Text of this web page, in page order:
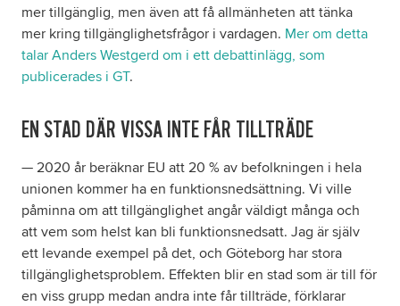
mer tillgänglig, men även att få allmänheten att tänka
mer kring tillgänglighetsfrågor i vardagen. Mer om detta
talar Anders Westgerd om i ett debattinlägg, som
publicerades i GT.
EN STAD DÄR VISSA INTE FÅR TILLTRÄDE
— 2020 år beräknar EU att 20 % av befolkningen i hela
unionen kommer ha en funktionsnedsättning. Vi ville
påminna om att tillgänglighet angår väldigt många och
att vem som helst kan bli funktionsnedsatt. Jag är själv
ett levande exempel på det, och Göteborg har stora
tillgänglighetsproblem. Effekten blir en stad som är till för
en viss grupp medan andra inte får tillträde, förklarar